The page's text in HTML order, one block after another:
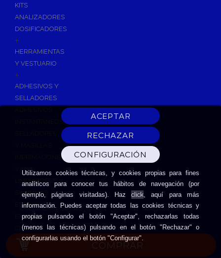
Utilizamos cookies técnicas, y cookies propias para fines
analíticos para conocer tus hábitos de navegación (por
ejemplo, páginas visitadas). Hazclick, aquí para más
información. Puedes aceptar todas las cookies técnicas y
propias pulsando el botón "Aceptar", rechazarlas todas
(menos las técnicas) pulsando en el botón "Rechazar" o
configurarlas usando el botón "Configurar".
KITS
ANALIZADORES
DOSIFICADORES
+
HERRAMIENTAS
Y VESTUARIO
+
ADHESIVOS Y
SELLADORES
INSTANTANEOS
IMPRIMACIONES
LIMPIADORES
SILICONAS
ESPUMAS DE
EXPANSIÓN
CINTAS
ADHESIVAS
HERRAMIENTAS
COMPRAR